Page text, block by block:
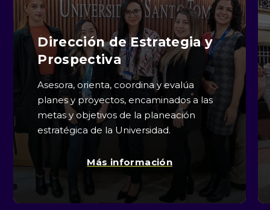
Dirección de Estrategia y
Prospectiva
Asesora, orienta, coordina y evalúa
planes y proyectos, encaminados a las
metas y objetivos de la planeación
estratégica de la Universidad.
Más información